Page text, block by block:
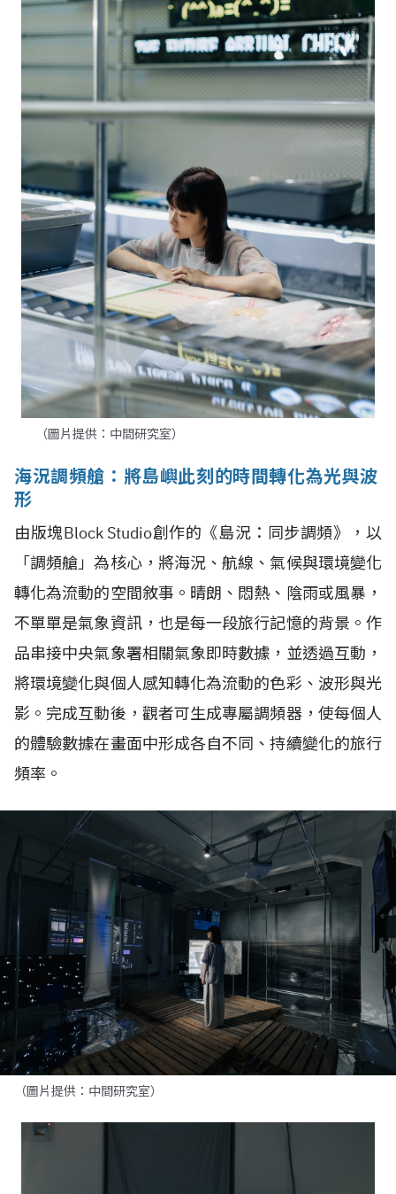
（圖片提供：中間研究室）
海況調頻艙：將島嶼此刻的時間轉化為光與波
形
由版塊Block Studio創作的《島況：同步調頻》，以
「調頻艙」為核心，將海況、航線、氣候與環境變化
轉化為流動的空間敘事。晴朗、悶熱、陰雨或風暴，
不單單是氣象資訊，也是每一段旅行記憶的背景。作
品串接中央氣象署相關氣象即時數據，並透過互動，
將環境變化與個人感知轉化為流動的色彩、波形與光
影。完成互動後，觀者可生成專屬調頻器，使每個人
的體驗數據在畫面中形成各自不同、持續變化的旅行
頻率。
（圖片提供：中間研究室）